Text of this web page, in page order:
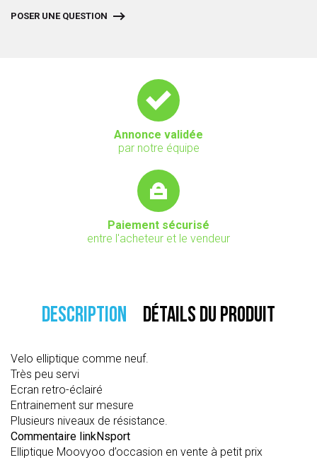
POSER UNE QUESTION
Annonce validée
par notre équipe
Paiement sécurisé
entre l'acheteur et le vendeur
DESCRIPTION DÉTAILS DU PRODUIT
Velo elliptique comme neuf.
Très peu servi
Ecran retro-éclairé
Entrainement sur mesure
Plusieurs niveaux de résistance.
Commentaire linkNsport
Elliptique Moovyoo d’occasion en vente à petit prix